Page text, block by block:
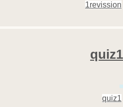
1revission
quiz1
quiz1